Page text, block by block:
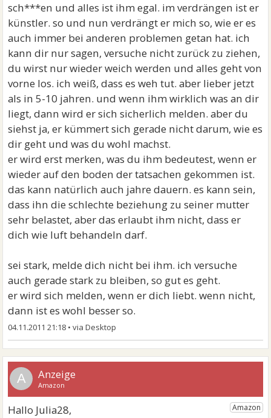
sch***en und alles ist ihm egal. im verdrängen ist er
künstler. so und nun verdrängt er mich so, wie er es
auch immer bei anderen problemen getan hat. ich
kann dir nur sagen, versuche nicht zurück zu ziehen,
du wirst nur wieder weich werden und alles geht von
vorne los. ich weiß, dass es weh tut. aber lieber jetzt
als in 5-10 jahren. und wenn ihm wirklich was an dir
liegt, dann wird er sich sicherlich melden. aber du
siehst ja, er kümmert sich gerade nicht darum, wie es
dir geht und was du wohl machst.
er wird erst merken, was du ihm bedeutest, wenn er
wieder auf den boden der tatsachen gekommen ist.
das kann natürlich auch jahre dauern. es kann sein,
dass ihn die schlechte beziehung zu seiner mutter
sehr belastet, aber das erlaubt ihm nicht, dass er
dich wie luft behandeln darf.
sei stark, melde dich nicht bei ihm. ich versuche
auch gerade stark zu bleiben, so gut es geht.
er wird sich melden, wenn er dich liebt. wenn nicht,
dann ist es wohl besser so.
04.11.2011 21:18 •
A